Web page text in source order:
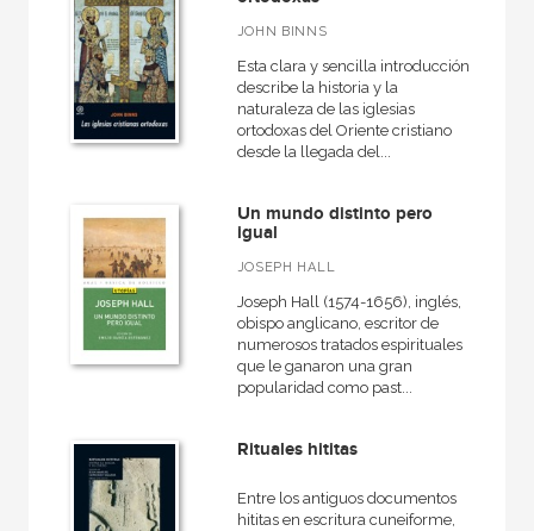
JOHN BINNS
Esta clara y sencilla introducción
describe la historia y la
naturaleza de las iglesias
ortodoxas del Oriente cristiano
desde la llegada del...
Un mundo distinto pero
igual
JOSEPH HALL
Joseph Hall (1574-1656), inglés,
obispo anglicano, escritor de
numerosos tratados espirituales
que le ganaron una gran
popularidad como past...
Rituales hititas
Entre los antiguos documentos
hititas en escritura cuneiforme,